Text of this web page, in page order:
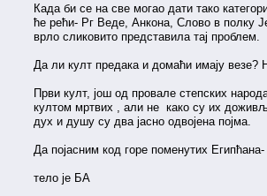
Када би се на све могао дати тако
ће рећи- Рг Веде, Анкона, Слово в полку
врло сликовито представила тај
Да ли култ предака и домаћи имају
Први култ, још од провале степских
култом мртвих , али не како су их
дух и душу су два јасно одвојена појма.
Да појасним код горе поменутих Египћана-
тело је БА